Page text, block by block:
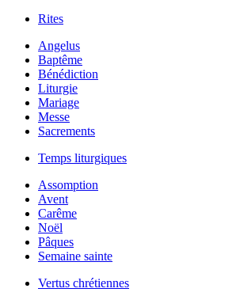
Rites
Angelus
Baptême
Bénédiction
Liturgie
Mariage
Messe
Sacrements
Temps liturgiques
Assomption
Avent
Carême
Noël
Pâques
Semaine sainte
Vertus chrétiennes